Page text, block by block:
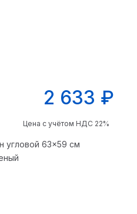
2 633 ₽
Цена с учётом НДС 22%
угловой 63×59 см